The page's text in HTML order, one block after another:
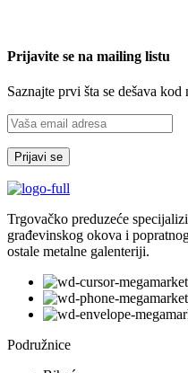
Prijavite se na mailing listu
Saznajte prvi šta se dešava kod
Trgovačko preduzeće
građevinskog okova i
ostale metalne galenteriji.
Podružnice